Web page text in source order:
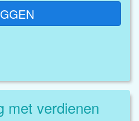
Start vandaag nog met verdienen